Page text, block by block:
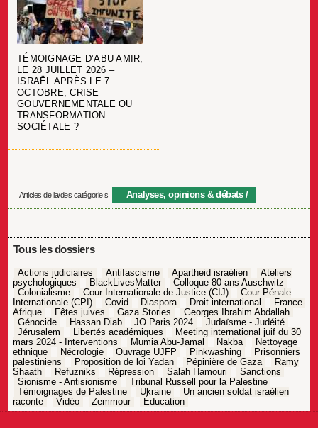
TÉMOIGNAGE D’ABU AMIR,
LE 28 JUILLET 2026 –
ISRAËL APRÈS LE 7
OCTOBRE, CRISE
GOUVERNEMENTALE OU
TRANSFORMATION
SOCIÉTALE ?
Articles de la/des catégorie.s Analyses, opinions & débats
Tous les dossiers
Actions judiciaires Antifascisme Apartheid israélien
Ateliers
psychologiques
BlackLivesMatter
Colloque 80 ans Auschwitz
Colonialisme
Cour Internationale de Justice (CIJ)
Cour Pénale
Internationale (CPI)
Covid Diaspora Droit international
France-
Afrique
Fêtes juives Gaza Stories
Georges Ibrahim Abdallah
Génocide
Hassan Diab JO Paris 2024
Judaïsme - Judéité
Jérusalem
Libertés académiques
Meeting international juif du 30
mars 2024 - Interventions
Mumia Abu-Jamal Nakba
Nettoyage
ethnique
Nécrologie Ouvrage UJFP Pinkwashing
Prisonniers
palestiniens
Proposition de loi Yadan Pépinière de Gaza
Ramy
Shaath
Refuzniks Répression Salah Hamouri
Sanctions
Sionisme - Antisionisme
Tribunal Russell pour la Palestine
Témoignages de Palestine
Ukraine
Un ancien soldat israélien
raconte
Vidéo Zemmour Éducation
Navigation